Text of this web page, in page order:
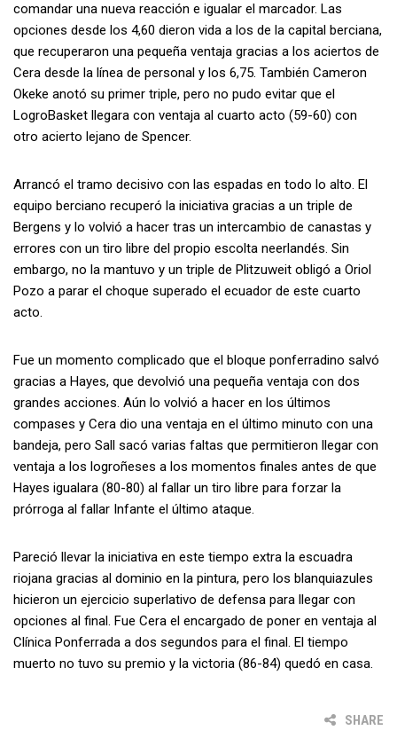
comandar una nueva reacción e igualar el marcador. Las
opciones desde los 4,60 dieron vida a los de la capital berciana,
que recuperaron una pequeña ventaja gracias a los aciertos de
Cera desde la línea de personal y los 6,75. También Cameron
Okeke anotó su primer triple, pero no pudo evitar que el
LogroBasket llegara con ventaja al cuarto acto (59-60) con
otro acierto lejano de Spencer.
Arrancó el tramo decisivo con las espadas en todo lo alto. El
equipo berciano recuperó la iniciativa gracias a un triple de
Bergens y lo volvió a hacer tras un intercambio de canastas y
errores con un tiro libre del propio escolta neerlandés. Sin
embargo, no la mantuvo y un triple de Plitzuweit obligó a Oriol
Pozo a parar el choque superado el ecuador de este cuarto
acto.
Fue un momento complicado que el bloque ponferradino salvó
gracias a Hayes, que devolvió una pequeña ventaja con dos
grandes acciones. Aún lo volvió a hacer en los últimos
compases y Cera dio una ventaja en el último minuto con una
bandeja, pero Sall sacó varias faltas que permitieron llegar con
ventaja a los logroñeses a los momentos finales antes de que
Hayes igualara (80-80) al fallar un tiro libre para forzar la
prórroga al fallar Infante el último ataque.
Pareció llevar la iniciativa en este tiempo extra la escuadra
riojana gracias al dominio en la pintura, pero los blanquiazules
hicieron un ejercicio superlativo de defensa para llegar con
opciones al final. Fue Cera el encargado de poner en ventaja al
Clínica Ponferrada a dos segundos para el final. El tiempo
muerto no tuvo su premio y la victoria (86-84) quedó en casa.
SHARE